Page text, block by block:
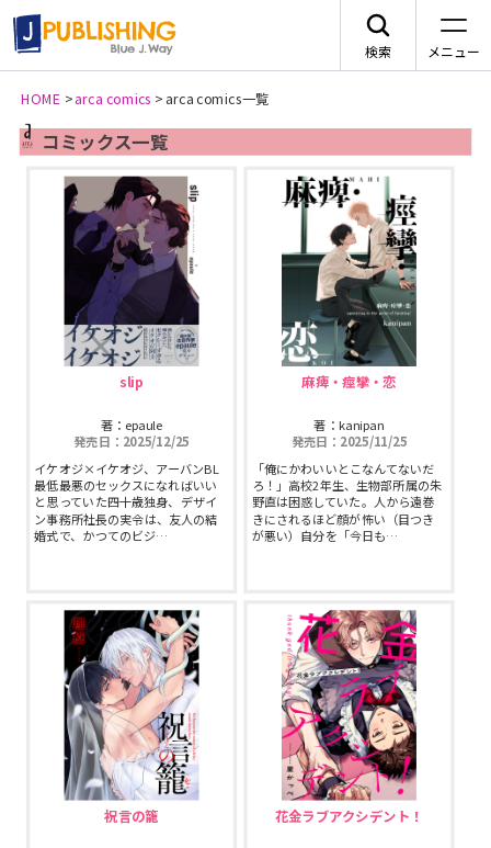
検索 メニュー
JA
レーベルから探す
arca comics
カクテルキス文庫
スフレコミックス
ピュールコミックス
フェアリーキス
Miacomics
BLUEMOON Novels
ジャンルから探す
TLコミック
BLノベル
少女コミック
ライトノベル
全作品ジャンル一覧へ
作品一覧
会社情報一覧
採用情報
募集情報
PurComics募集情報
書店様向け試し読み・POPダウンロード
HOME >arca comics > arca comics一覧
コミックス一覧
slip
著：epaule
発売日：2025/12/25
イケオジ×イケオジ、アーバンBL
最低最悪のセックスになればいい
と思っていた――四十歳独身、デザイ
ン事務所社長の実令は、友人の結
婚式で、かつてのビジ…
麻痺・痙攣・恋
著：kanipan
発売日：2025/11/25
「俺にかわいいとこなんてないだ
ろ！」高校2年生、生物部所属の朱
野直は困惑していた。人から遠巻
きにされるほど顔が怖い（目つき
が悪い）自分を「今日も…
祝言の籠 花金ラブアクシデント！